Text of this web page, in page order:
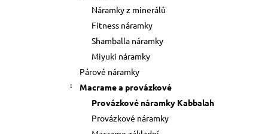
Náramky z minerálů
Fitness náramky
Shamballa náramky
Miyuki náramky
Párové náramky
Macrame a provázkové
Provázkové náramky Kabbalah
Provázkové náramky
KABBALAH ČERVENÝ NÁRAMEK